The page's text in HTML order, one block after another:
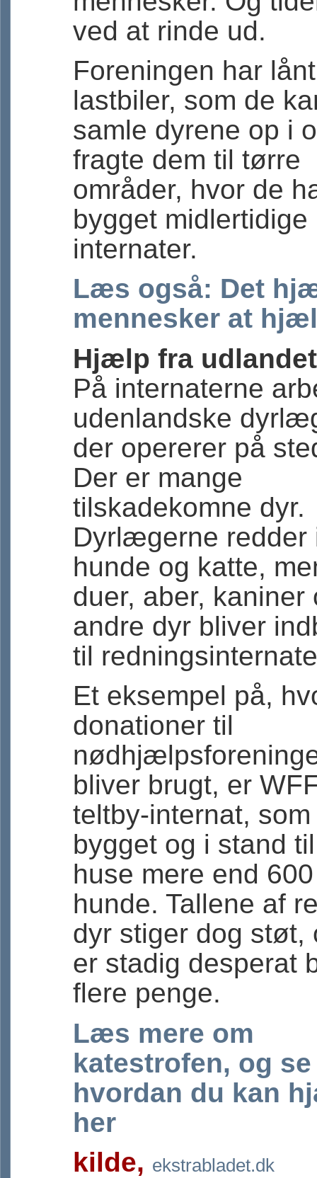
ved at rinde ud.
Foreningen har
lastbiler, som de
samle dyrene op i
fragte dem til tørre
områder, hvor de
bygget midlertidige
internater.
Læs også: Det
mennesker at
Hjælp fra udlandet
På internaterne
udenlandske
der opererer på
Der er mange
tilskadekomne dyr.
Dyrlægerne
hunde og katte,
duer, aber, kaniner
andre dyr bliver
til
Et eksempel på,
donationer til
bliver brugt, er
teltby-internat,
bygget og i stand
huse mere end 600
hunde. Tallene af
dyr stiger dog støt,
er stadig desperat
flere penge.
Læs mere om
katestrofen, og se
hvordan du kan
her
kilde, ekstrabladet.dk